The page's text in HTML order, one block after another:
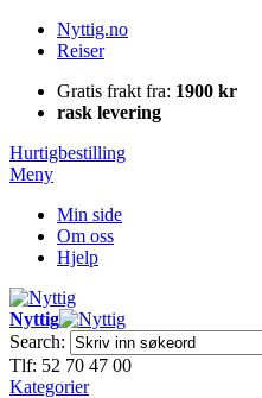
Nyttig.no
Reiser
Gratis frakt fra: 1900 kr
rask levering
Hurtigbestilling
Meny
Min side
Om oss
Hjelp
Nyttig
Search:
Tlf: 52 70 47 00
Kategorier